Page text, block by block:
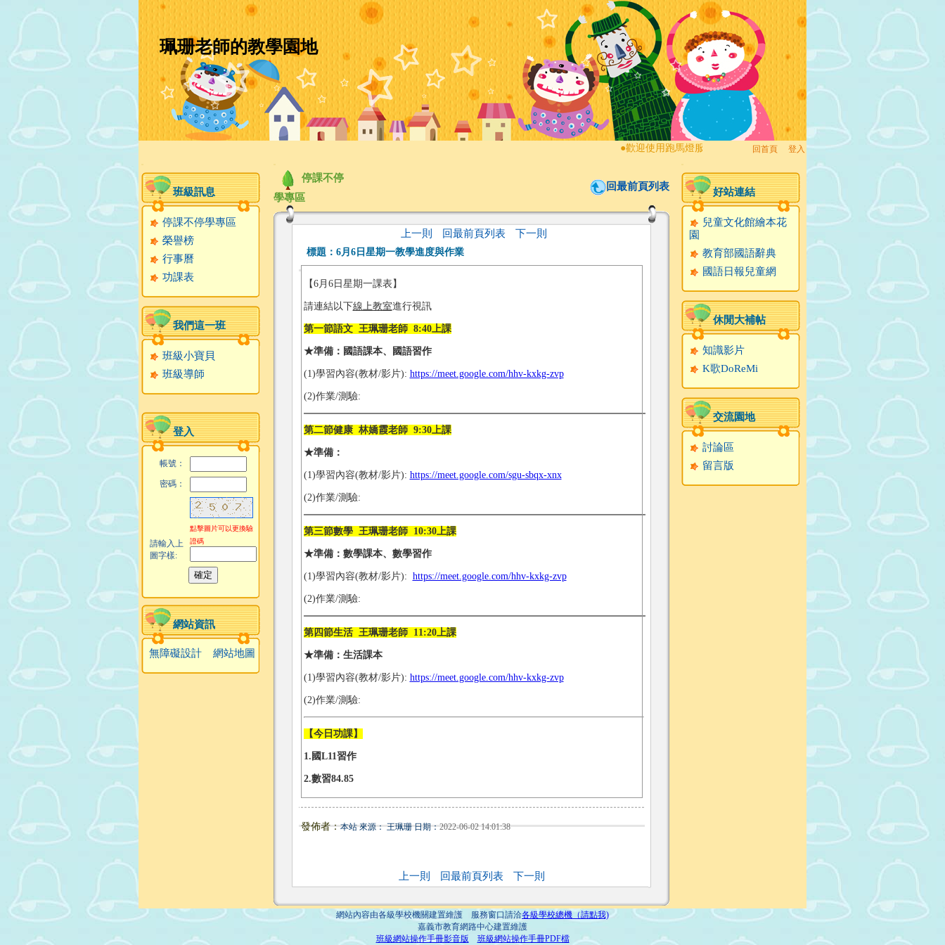
珮珊老師的教學園地
歡迎使用跑馬燈服務! 回首頁 登入
班級訊息
停課不停學專區
榮譽榜
行事曆
功課表
我們這一班
班級小寶貝
班級導師
登入
帳號：
密碼：
請輸入上
圖字樣:
點擊圖片可以更換驗
證碼
網站資訊
無障礙設計 網站地圖
停課不停
學專區
回最前頁列表
上一則 回最前頁列表 下一則
標題： 6月6日星期一教學進度與作業
【6月6日星期一課表】
請連結以下線上教室進行視訊
第一節語文 王珮珊老師 8:40上課
★準備：國語課本、國語習作
(1)學習內容(教材/影片): https://meet.google.com/hhv-kxkg-zvp
(2)作業/測驗:
第二節健康 林嬌霞老師 9:30上課
★準備：
(1)學習內容(教材/影片): https://meet.google.com/sgu-sbqx-xnx
(2)作業/測驗:
第三節數學 王珮珊老師 10:30上課
★準備：數學課本、數學習作
(1)學習內容(教材/影片): https://meet.google.com/hhv-kxkg-zvp
(2)作業/測驗:
第四節生活 王珮珊老師 11:20上課
★準備：生活課本
(1)學習內容(教材/影片): https://meet.google.com/hhv-kxkg-zvp
(2)作業/測驗:
【今日功課】
1.國L11習作
2.數習84.85
發佈者：本站 來源： 王珮珊 日期：2022-06-02 14:01:38
上一則 回最前頁列表 下一則
好站連結
兒童文化館繪本花
園
教育部國語辭典
國語日報兒童網
休閒大補帖
知識影片
K歌DoReMi
交流園地
討論區
留言版
網站內容由各級學校機關建置維護 服務窗口請洽各級學校總機（請點我)
嘉義市教育網路中心建置維護
班級網站操作手冊影音版
班級網站操作手冊PDF檔